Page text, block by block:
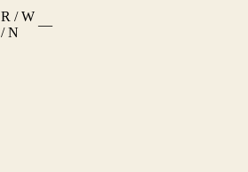
R / W
/ N
—